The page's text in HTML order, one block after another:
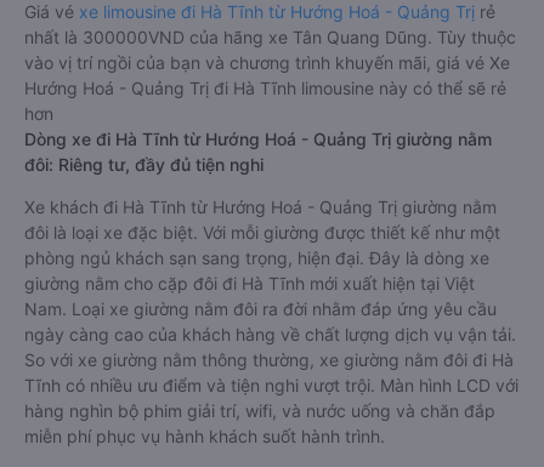
Giá vé xe limousine đi Hà Tĩnh từ Hướng Hoá - Quảng Trị rẻ
nhất là 300000VND của hãng xe Tân Quang Dũng. Tùy thuộc
vào vị trí ngồi của bạn và chương trình khuyến mãi, giá vé Xe
Hướng Hoá - Quảng Trị đi Hà Tĩnh limousine này có thể sẽ rẻ
hơn
Dòng xe đi Hà Tĩnh từ Hướng Hoá - Quảng Trị giường nằm
đôi: Riêng tư, đầy đủ tiện nghi
Xe khách đi Hà Tĩnh từ Hướng Hoá - Quảng Trị giường nằm
đôi là loại xe đặc biệt. Với mỗi giường được thiết kế như một
phòng ngủ khách sạn sang trọng, hiện đại. Đây là dòng xe
giường nằm cho cặp đôi đi Hà Tĩnh mới xuất hiện tại Việt
Nam. Loại xe giường nằm đôi ra đời nhằm đáp ứng yêu cầu
ngày càng cao của khách hàng về chất lượng dịch vụ vận tải.
So với xe giường nằm thông thường, xe giường nằm đôi đi Hà
Tĩnh có nhiều ưu điểm và tiện nghi vượt trội. Màn hình LCD với
hàng nghìn bộ phim giải trí, wifi, và nước uống và chăn đắp
miễn phí phục vụ hành khách suốt hành trình.